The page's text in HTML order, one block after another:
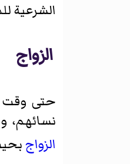
الشرعية
الزواج
حتى وقت
نسائهم،
الزواج